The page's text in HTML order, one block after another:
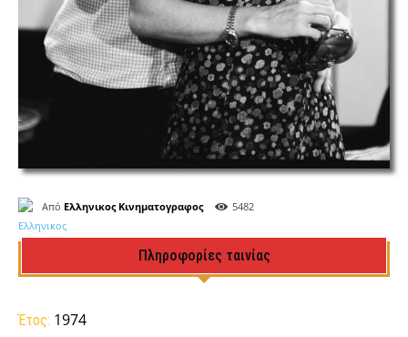
Από Ελληνικος Κινηματογραφος 5482
Πληροφορίες ταινίας
Έτος: 1974